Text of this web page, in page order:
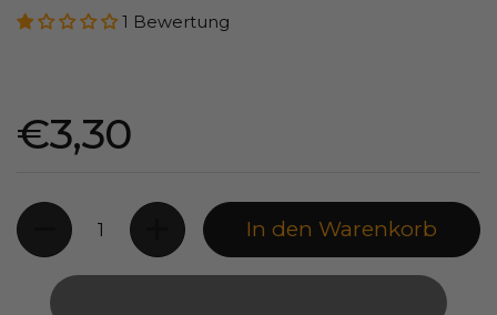
1 Bewertung
Preis:
€3,30
Anzahl
In den Warenkorb